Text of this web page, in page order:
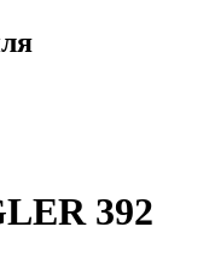
392